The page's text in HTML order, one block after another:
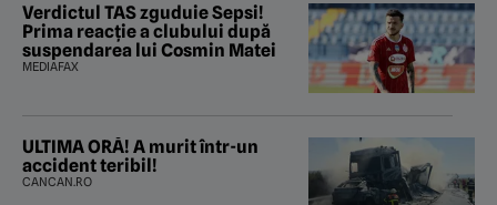
Verdictul TAS zguduie Sepsi!
Prima reacție a clubului după
suspendarea lui Cosmin Matei
MEDIAFAX
ULTIMA ORĂ! A murit într-un
accident teribil!
CANCAN.RO